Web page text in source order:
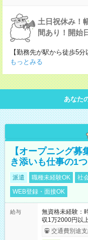
土日祝休み！
間あり！開始
【勤務先が駅から徒歩5
もっとみる
あなた
【オープニング
き添いも仕事の1つ
派遣 職種未経験OK 社
WEB登録・面接OK
給与
無資格未経験
収1万2000円以
交通費別途支